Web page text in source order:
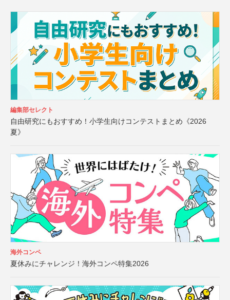
編集部セレクト
自由研究にもおすすめ！小学生向けコンテストまとめ《2026
夏》
海外コンペ
夏休みにチャレンジ！海外コンペ特集2026